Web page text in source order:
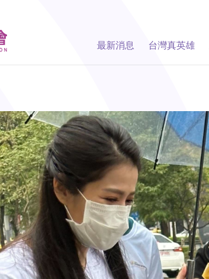
最新消息 台灣真英雄